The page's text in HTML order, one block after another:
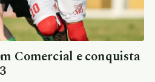
Comercial e conquista